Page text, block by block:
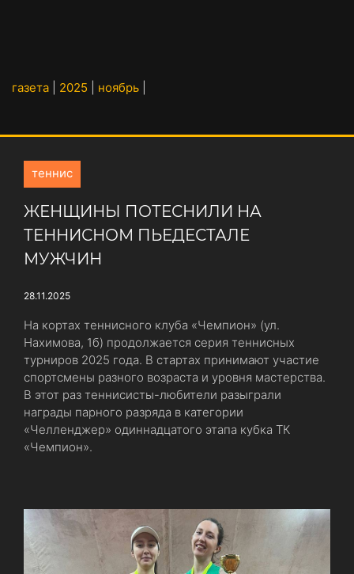
газета 2025 ноябрь
теннис
ЖЕНЩИНЫ ПОТЕСНИЛИ НА
ТЕННИСНОМ ПЬЕДЕСТАЛЕ
МУЖЧИН
28.11.2025
На кортах теннисного клуба «Чемпион» (ул.
Нахимова, 1б) продолжается серия теннисных
турниров 2025 года. В стартах принимают участие
спортсмены разного возраста и уровня мастерства.
В этот раз теннисисты-любители разыграли
награды парного разряда в категории
«Челленджер» одиннадцатого этапа кубка ТК
«Чемпион».